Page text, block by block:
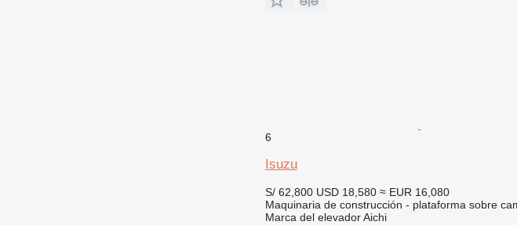
6
Isuzu
S/ 62,800 USD 18,580 ≈ EUR 16,080
Maquinaria de construcción - plataforma sobre
Marca del elevador Aichi